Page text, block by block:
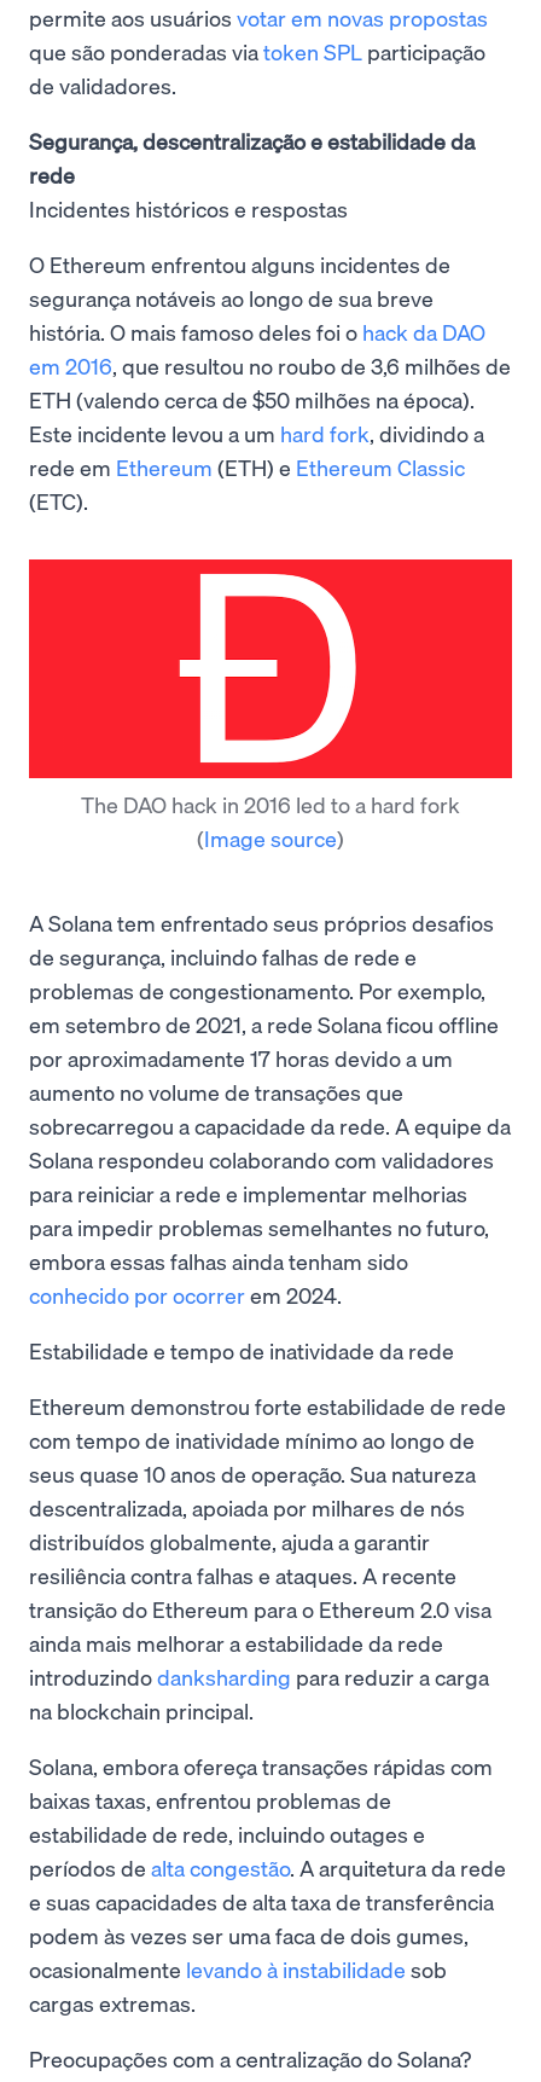
permite aos usuários votar em novas propostas
que são ponderadas viatoken SPL participação
de validadores.
Segurança, descentralização e estabilidade da
rede
Incidentes históricos e respostas
O Ethereum enfrentou alguns incidentes de
segurança notáveis ao longo de sua breve
história. O mais famoso deles foi o hack da DAO
em 2016, que resultou no roubo de 3,6 milhões de
ETH (valendo cerca de $50 milhões na época).
Este incidente levou a um hard fork, dividindo a
rede em Ethereum (ETH) e Ethereum Classic
(ETC).
The DAO hack in 2016 led to a hard fork
(Image source)
A Solana tem enfrentado seus próprios desafios
de segurança, incluindo falhas de rede e
problemas de congestionamento. Por exemplo,
em setembro de 2021, a rede Solana ficou offline
por aproximadamente 17 horas devido a um
aumento no volume de transações que
sobrecarregou a capacidade da rede. A equipe da
Solana respondeu colaborando com validadores
para reiniciar a rede e implementar melhorias
para impedir problemas semelhantes no futuro,
embora essas falhas ainda tenham sido
conhecido por ocorrerem 2024.
Estabilidade e tempo de inatividade da rede
Ethereum demonstrou forte estabilidade de rede
com tempo de inatividade mínimo ao longo de
seus quase 10 anos de operação. Sua natureza
descentralizada, apoiada por milhares de nós
distribuídos globalmente, ajuda a garantir
resiliência contra falhas e ataques. A recente
transição do Ethereum para o Ethereum 2.0 visa
ainda mais melhorar a estabilidade da rede
introduzindodanksharding para reduzir a carga
na blockchain principal.
Solana, embora ofereça transações rápidas com
baixas taxas, enfrentou problemas de
estabilidade de rede, incluindo outages e
períodos de alta congestão. A arquitetura da rede
e suas capacidades de alta taxa de transferência
podem às vezes ser uma faca de dois gumes,
ocasionalmente levando à instabilidade sob
cargas extremas.
Preocupações com a centralização do Solana?